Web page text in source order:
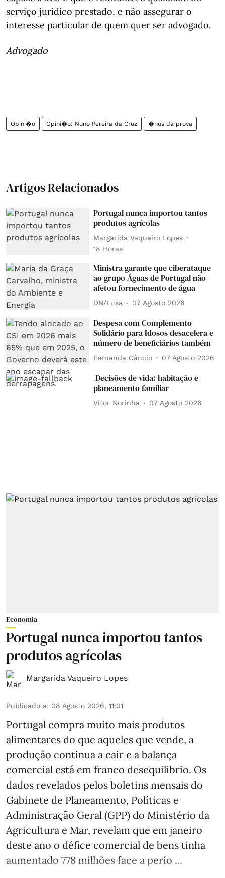
serviço jurídico prestado, e não assegurar o
interesse particular de quem quer ser advogado.
Advogado
Opini�o Opini�o: Nuno Pereira da Cruz �nus da prova
Artigos Relacionados
Portugal nunca importou tantos
produtos agrícolas
Margarida Vaqueiro Lopes
18 Horas
Ministra garante que ciberataque
ao grupo Águas de Portugal não
afetou fornecimento de água
DN/Lusa 07 Agosto 2026
Despesa com Complemento
Solidário para Idosos desacelera e
número de beneficiários também
Fernanda Câncio 07 Agosto 2026
Decisões de vida: habitação e
planeamento familiar
Vítor Norinha 07 Agosto 2026
Economia
Portugal nunca importou tantos
produtos agrícolas
Margarida Vaqueiro Lopes
Publicado a: 08 Agosto 2026, 11:01
Portugal compra muito mais produtos
alimentares do que aqueles que vende, a
produção continua a cair e a balança
comercial está em franco desequilíbrio. Os
dados revelados pelos boletins mensais do
Gabinete de Planeamento, Políticas e
Administração Geral (GPP) do Ministério da
Agricultura e Mar, revelam que em janeiro
deste ano o défice comercial de bens tinha
aumentado 778 milhões face a perío ...